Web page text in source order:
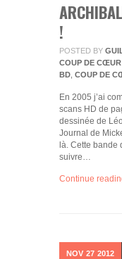
!
POSTED BY
COUP DE CŒUR
BD, COUP DE
En 2005 j’ai
scans HD de
dessinée de
Journal de
là. Cette bande
suivre…
Continue
NOV 27 2012